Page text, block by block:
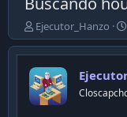
E
m
p
e
z
ó
Ejecutor_Hanzo